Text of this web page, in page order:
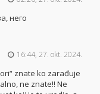
него
16:44, 27. okt. 2024.
znate ko zarađuje
ne znate!! Ne